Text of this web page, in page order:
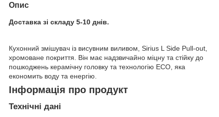
Опис
Доставка зі складу 5-10 днів.
Кухонний змішувач із висувним виливом, Sirius L Side Pull-out,
хромоване покриття. Він має надзвичайно міцну та стійку до
пошкоджень керамічну головку та технологію ECO, яка
економить воду та енергію.
Інформація про продукт
Технічні дані